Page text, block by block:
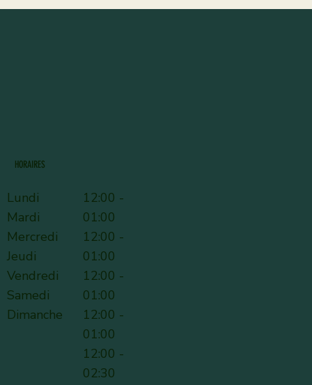
Lundi
Mardi
Mercredi
Jeudi
Vendredi
Samedi
Dimanche
HORAIRES
12:00 -
01:00
12:00 -
01:00
12:00 -
01:00
12:00 -
01:00
12:00 -
02:30